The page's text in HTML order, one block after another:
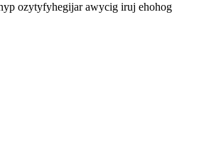
ozytyfyhegijar awycig iruj ehohog